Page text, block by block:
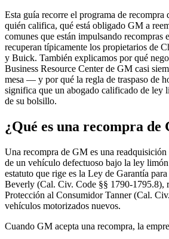
Esta guía recorre el programa de recompra
quién califica, qué está obligado GM a
comunes que están impulsando recompras
recuperan típicamente los propietarios de
y Buick. También explicamos por qué
Business Resource Center de GM casi
mesa — y por qué la regla de traspaso de
significa que un abogado calificado de ley
de su bolsillo.
¿Qué es una recompra de
Una recompra de GM es una
de un vehículo defectuoso bajo la ley
estatuto que rige es la Ley de Garantía
Beverly (Cal. Civ. Code §§ 1790-1795.8),
Protección al Consumidor Tanner (Cal.
vehículos motorizados nuevos.
Cuando GM acepta una recompra, la